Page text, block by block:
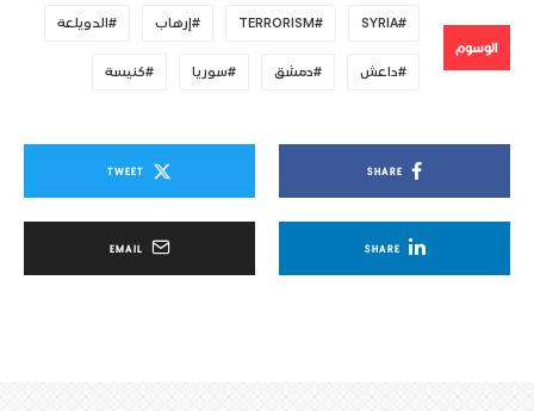
الوسوم
SYRIA
TERRORISM إرهاب الدويلعة
داعش دمشق سوريا كنيسة
SHARE
TWEET
SHARE
EMAIL